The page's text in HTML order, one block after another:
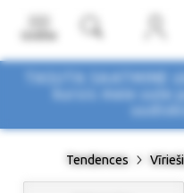
TASUTA SAATMINE
kursis meie uute
Tendences